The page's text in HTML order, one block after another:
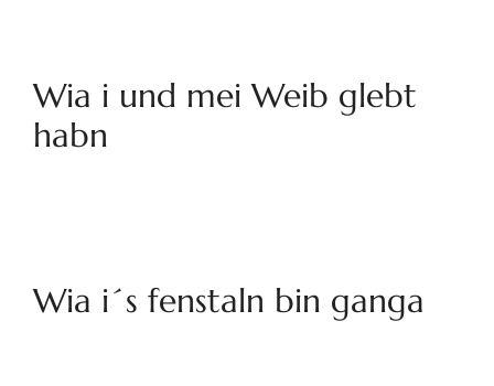
Wia i und mei Weib glebt
habn
Wia i´s fenstaln bin ganga